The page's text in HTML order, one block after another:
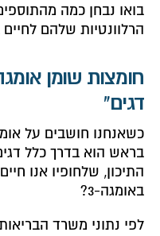
בואו נבחן כמה
הרלוונטיות שלהם
דגים"
בראש הוא בדרך כלל
התיכון, שלחופיו אנו
באומגה-3?